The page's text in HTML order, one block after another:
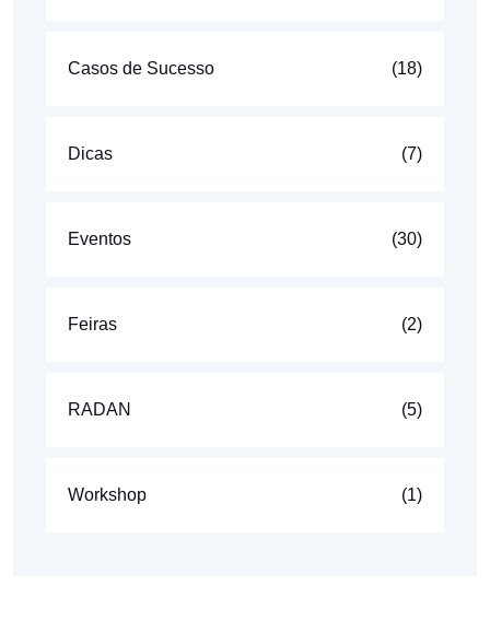
Casos de Sucesso (18)
Dicas (7)
Eventos (30)
Feiras (2)
RADAN (5)
Workshop (1)